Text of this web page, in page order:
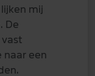
lijken mij
De
naar een